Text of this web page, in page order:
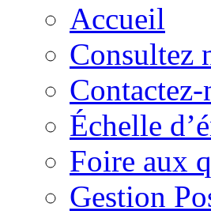
Accueil
Consultez
Contactez-
Échelle
Foire aux
Gestion